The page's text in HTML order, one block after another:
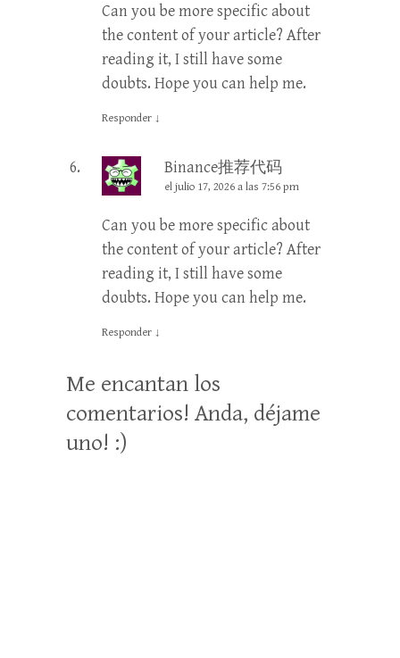
Can you be more specific about
the content of your article? After
reading it, I still have some
doubts. Hope you can help me.
Responder ↓
Binance推荐代码
el julio 17, 2026 a las 7:56 pm
Can you be more specific about
the content of your article? After
reading it, I still have some
doubts. Hope you can help me.
Responder ↓
Me encantan los
comentarios! Anda, déjame
uno! :)